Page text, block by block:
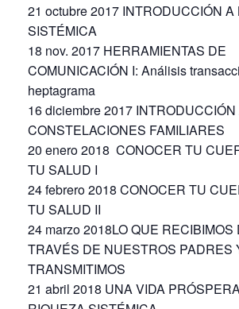
21 octubre 2017 INTRODUCCIÓN
SISTÉMICA
18 nov. 2017 HERRAMIENTAS DE
COMUNICACIÓN I: Análisis
heptagrama
16 diciembre 2017
CONSTELACIONES FAMILIARES
20 enero 2018 CONOCER TU
TU SALUD I
24 febrero 2018 CONOCER TU
TU SALUD II
24 marzo 2018LO QUE RECIBIMOS
TRAVÉS DE NUESTROS PADRES
TRANSMITIMOS
21 abril 2018 UNA VIDA